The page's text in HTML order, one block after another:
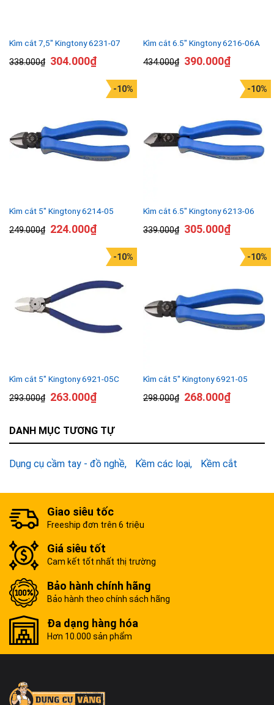
Kìm cắt 7,5″ Kingtony 6231-07
338.000₫ 304.000₫
Kìm cắt 6.5″ Kingtony 6216-06A
434.000₫ 390.000₫
Kìm cắt 5″ Kingtony 6214-05
249.000₫
-10%
224.000₫
Kìm cắt 6.5″ Kingtony 6213-06
339.000₫
-10%
305.000₫
Kìm cắt 5″ Kingtony 6921-05C
293.000₫
-10%
263.000₫
Kìm cắt 5″ Kingtony 6921-05
298.000₫
-10%
268.000₫
DANH MỤC TƯƠNG TỰ
Dụng cụ cầm tay - đồ nghề Kềm các loại Kềm cắt
Giao siêu tốc
Freeship đơn trên 6 triệu
Giá siêu tốt
Cam kết tốt nhất thị trường
Bảo hành chính hãng
Bảo hành theo chính sách hãng
Đa dạng hàng hóa
Hơn 10.000 sản phẩm